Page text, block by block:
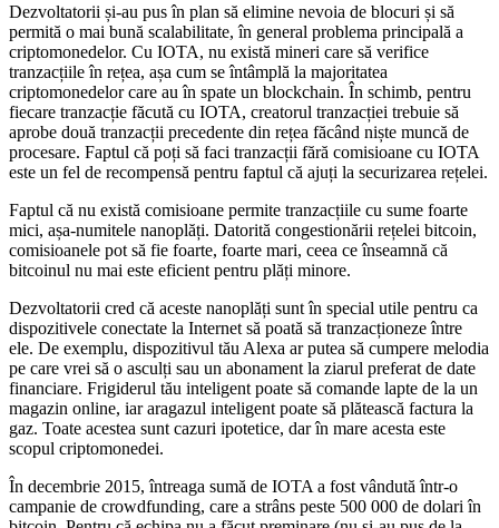
Dezvoltatorii și-au pus în plan să elimine nevoia de blocuri și să
permită o mai bună scalabilitate, în general problema principală a
criptomonedelor. Cu IOTA, nu există mineri care să verifice
tranzacțiile în rețea, așa cum se întâmplă la majoritatea
criptomonedelor care au în spate un blockchain. În schimb, pentru
fiecare tranzacție făcută cu IOTA, creatorul tranzacției trebuie să
aprobe două tranzacții precedente din rețea făcând niște muncă de
procesare. Faptul că poți să faci tranzacții fără comisioane cu IOTA
este un fel de recompensă pentru faptul că ajuți la securizarea rețelei.
Faptul că nu există comisioane permite tranzacțiile cu sume foarte
mici, așa-numitele nanoplăți. Datorită congestionării rețelei bitcoin,
comisioanele pot să fie foarte, foarte mari, ceea ce înseamnă că
bitcoinul nu mai este eficient pentru plăți minore.
Dezvoltatorii cred că aceste nanoplăți sunt în special utile pentru ca
dispozitivele conectate la Internet să poată să tranzacționeze între
ele. De exemplu, dispozitivul tău Alexa ar putea să cumpere melodia
pe care vrei să o asculți sau un abonament la ziarul preferat de date
financiare. Frigiderul tău inteligent poate să comande lapte de la un
magazin online, iar aragazul inteligent poate să plătească factura la
gaz. Toate acestea sunt cazuri ipotetice, dar în mare acesta este
scopul criptomonedei.
În decembrie 2015, întreaga sumă de IOTA a fost vândută într-o
campanie de crowdfunding, care a strâns peste 500 000 de dolari în